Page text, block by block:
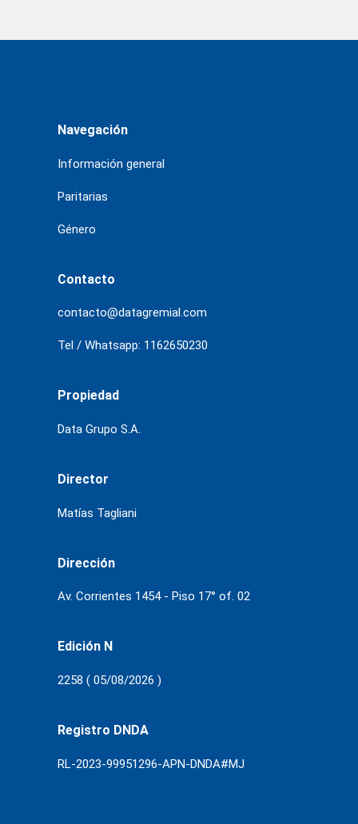
Navegación
Información general
Paritarias
Género
Contacto
contacto@datagremial.com
Tel / Whatsapp: 1162650230
Propiedad
Data Grupo S.A.
Director
Matías Tagliani
Dirección
Av. Corrientes 1454 - Piso 17° of. 02
Edición N
2258 ( 05/08/2026 )
Registro DNDA
RL-2023-99951296-APN-DNDA#MJ